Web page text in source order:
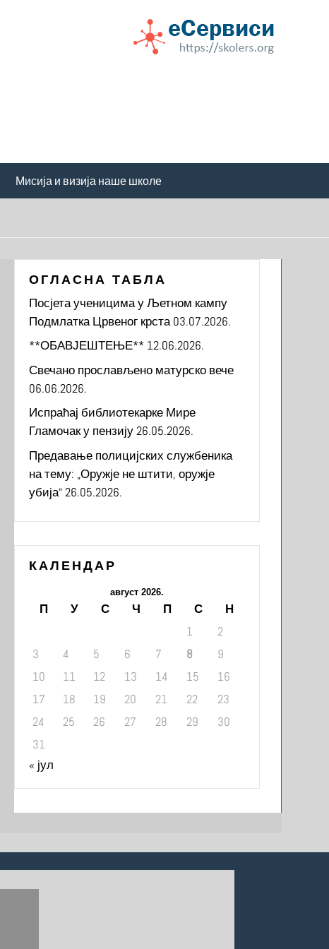
Мисија и визија наше школе
ОГЛАСНА ТАБЛА
Посјета ученицима у Љетном кампу
Подмлатка Црвеног крста 03.07.2026.
**ОБАВЈЕШТЕЊЕ** 12.06.2026.
Свечано прослављено матурско вече
06.06.2026.
Испраћај библиотекарке Мире
Гламочак у пензију26.05.2026.
Предавање полицијских службеника
на тему: „Оружје не штити, оружје
убија“26.05.2026.
КАЛЕНДАР
август 2026.
П У С Ч П С
Н
1
2
3
4 5 6 7 8
9
10
11 12 13 14 15
16
17
18 19 20 21 22
23
24
25 26 27 28 29
30
31
« јул